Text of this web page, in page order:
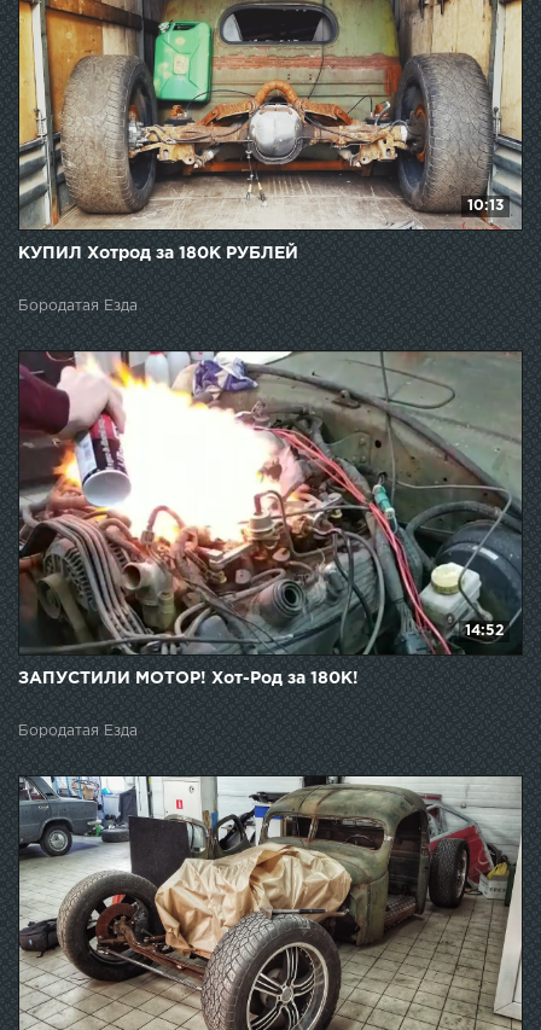
10:13
КУПИЛ Хотрод за 180К РУБЛЕЙ
Бородатая Езда
14:52
ЗАПУСТИЛИ МОТОР! Хот-Род за 180К!
Бородатая Езда